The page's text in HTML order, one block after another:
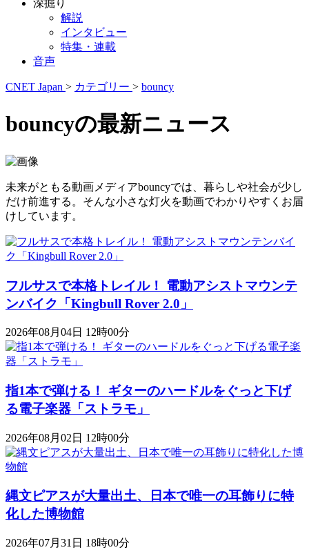
深掘り
解説
インタビュー
特集・連載
音声
CNET Japan > カテゴリー > bouncy
bouncyの最新ニュース
未来がともる動画メディアbouncyでは、暮らしや社会が少し
だけ前進する。そんな小さな灯火を動画でわかりやすくお届
けしています。
フルサスで本格トレイル！ 電動アシストマウンテ
ンバイク「Kingbull Rover 2.0」
2026年08月04日 12時00分
指1本で弾ける！ ギターのハードルをぐっと下げ
る電子楽器「ストラモ」
2026年08月02日 12時00分
縄文ピアスが大量出土、日本で唯一の耳飾りに特
化した博物館
2026年07月31日 18時00分